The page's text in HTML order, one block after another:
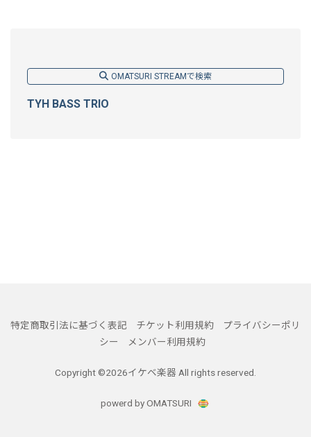
OMATSURI STREAMで検索
TYH BASS TRIO
特定商取引法に基づく表記 チケット利用規約
プライバシーポリ
シー
メンバー利用規約
Copyright ©2026イケベ楽器 All rights reserved.
powerd by OMATSURI